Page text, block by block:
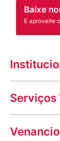
Baixe
E aproveite
A Venancio
Trabalhe
Nossas lojas
Indique seu
Serviços
Troca e
Mecânica de